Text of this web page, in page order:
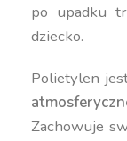
po upadku
dziecko.
Polietylen
Zachowuje